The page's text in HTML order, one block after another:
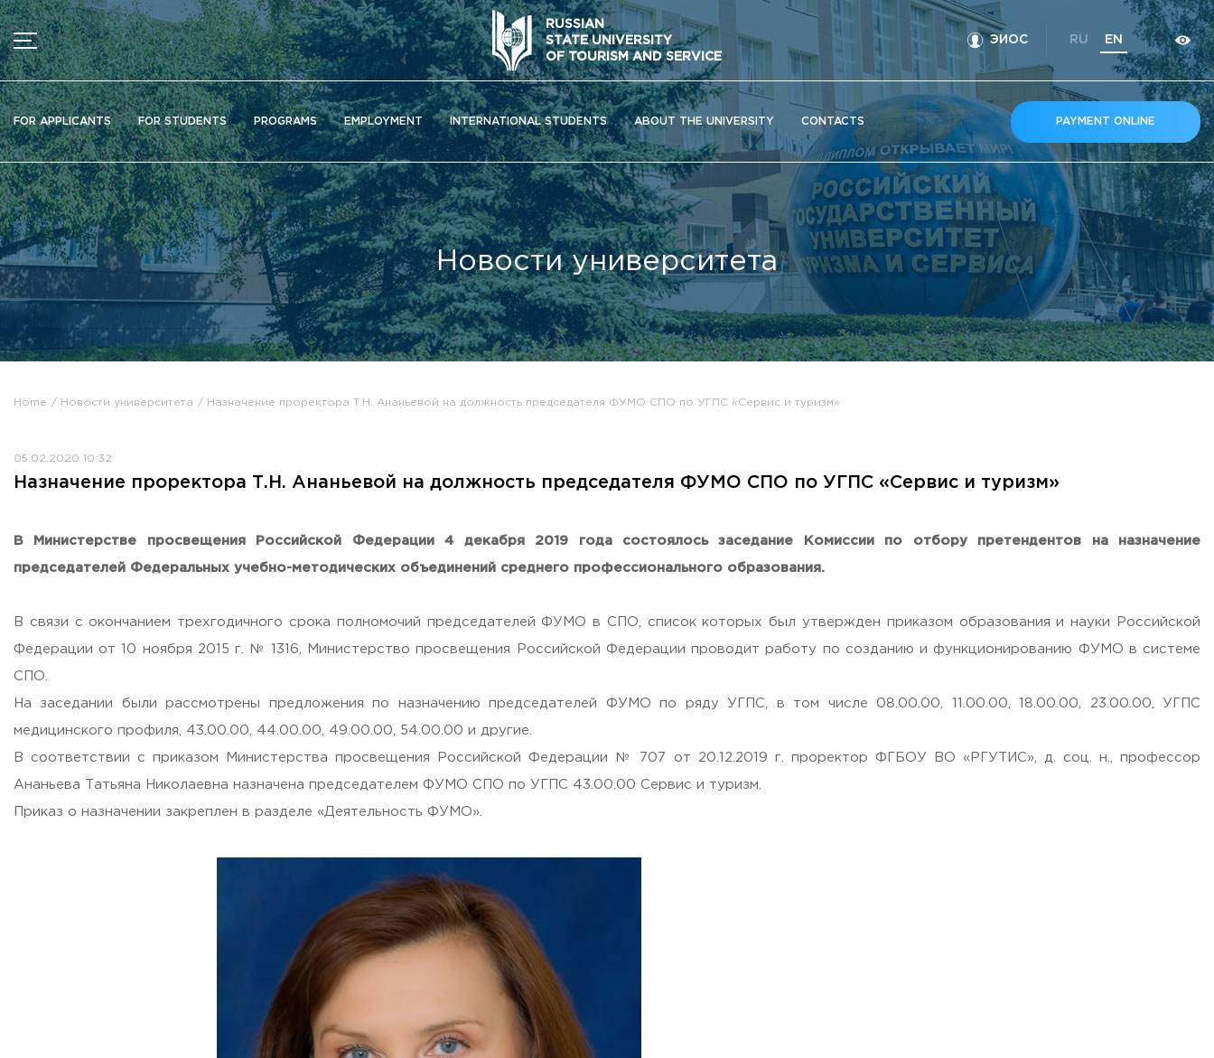
RUSSIAN
STATE UNIVERSITY
OF TOURISM AND SERVICE
ЭИОС RU EN
FOR APPLICANTS FOR STUDENTS PROGRAMS EMPLOYMENT INTERNATIONAL STUDENTS ABOUT THE UNIVERSITY CONTACTS PAYMENT ONLINE
MENU
News
Ads
Documents
Information about educational organization
Officially about admission
Scientific activity
Higher schools / Institutes / Departments
Additional education
Федеральный ресурсный центр
Вакантные места для приема (перевода)
Housing and utilities
Визово-регистрационное сопровождение иностранных граждан
Партнерские проекты
Olympiads
Новости университета
Home Новости университета Назначение проректора Т.Н. Ананьевой на должность председателя ФУМО СПО по УГПС «Сервис и туризм»
05.02.2020 10:32
Назначение проректора Т.Н. Ананьевой на должность председателя ФУМО СПО по УГПС «Сервис и туризм»
В Министерстве просвещения Российской Федерации 4 декабря 2019 года состоялось заседание Комиссии по отбору претендентов на назначение
председателей Федеральных учебно-методических объединений среднего профессионального образования.
В связи с окончанием трехгодичного срока полномочий председателей ФУМО в СПО, список которых был утвержден приказом образования и науки Российской
Федерации от 10 ноября 2015 г. № 1316, Министерство просвещения Российской Федерации проводит работу по созданию и функционированию ФУМО в системе
СПО.
На заседании были рассмотрены предложения по назначению председателей ФУМО по ряду УГПС, в том числе 08.00.00, 11.00.00, 18.00.00, 23.00.00, УГПС
медицинского профиля, 43.00.00, 44.00.00, 49.00.00, 54.00.00 и другие.
В соответствии с приказом Министерства просвещения Российской Федерации № 707 от 20.12.2019 г. проректор ФГБОУ ВО «РГУТИС», д. соц. н., профессор
Ананьева Татьяна Николаевна назначена председателем ФУМО СПО по УГПС 43.00.00 Сервис и туризм.
Приказ о назначении закреплен в разделе «Деятельность ФУМО».